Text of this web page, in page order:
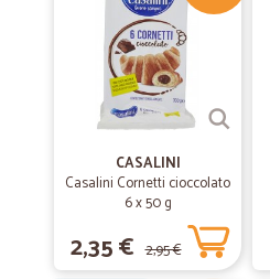
CASALINI
Casalini Cornetti cioccolato
6 x 50 g
2,35 € 2,95 €